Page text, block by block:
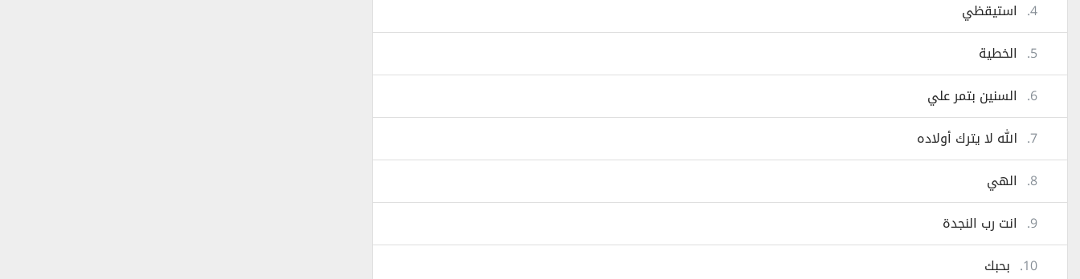
4. استيقظي
5.
الخطية
6.
السنين بتمر علي
7. الله لا يترك أولاده
8.
الهي
9.
انت رب النجدة
10.
بحبك